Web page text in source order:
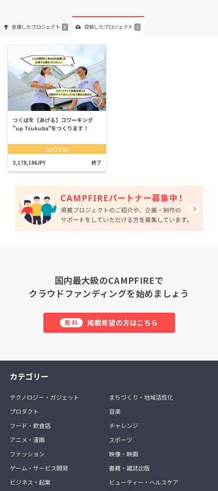
支援したプロジェクト 8 投稿したプロジェクト 1
つくばを【あげる】コワーキング
"up Tsukuba"をつくります！
SUCCESS
3,178,186JPY 終了
国内最大級のCAMPFIREで
クラウドファンディングを始めましょう
無料 掲載希望の方はこちら
カテゴリー
テクノロジー・ガジェット
プロダクト
フード・飲食店
アニメ・漫画
ファッション
ゲーム・サービス開発
ビジネス・起業
まちづくり・地域活性化
音楽
チャレンジ
スポーツ
映像・映画
書籍・雑誌出版
ビューティー・ヘルスケア